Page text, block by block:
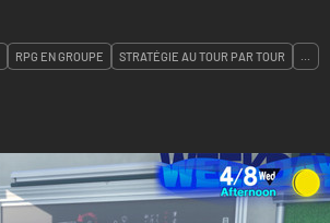
RPG EN GROUPE STRATÉGIE AU TOUR PAR TOUR ...